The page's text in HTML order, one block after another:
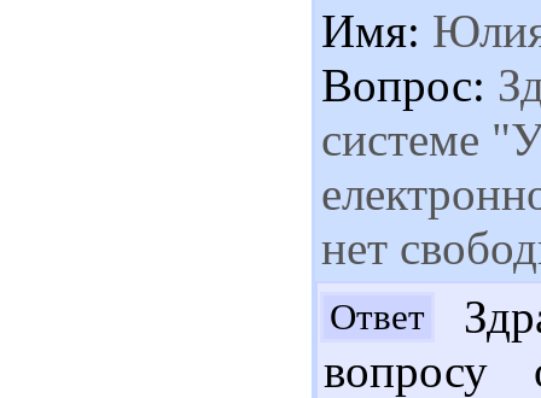
Имя:
Вопрос:
системе
нет
Ответ
вопросу